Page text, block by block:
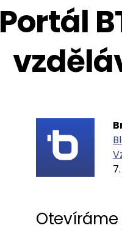
Portál